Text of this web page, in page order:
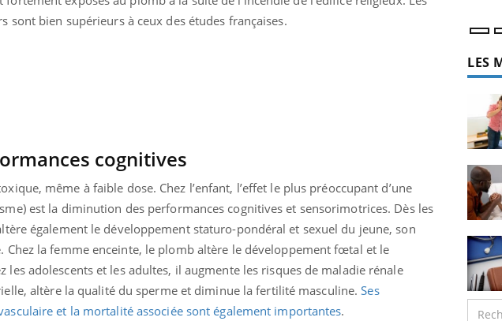
sont bien supérieurs à ceux des études françaises.
cognitives
même à faible dose. Chez l’enfant, l’effet le plus préoccupant d’une
est la diminution des performances cognitives et sensorimotrices. Dès les
également le développement staturo-pondéral et sexuel du jeune, son
Chez la femme enceinte, le plomb altère le développement fœtal et le
les adolescents et les adultes, il augmente les risques de maladie rénale
altère la qualité du sperme et diminue la fertilité masculine.Ses
et la mortalité associée sont également importantes.
LES